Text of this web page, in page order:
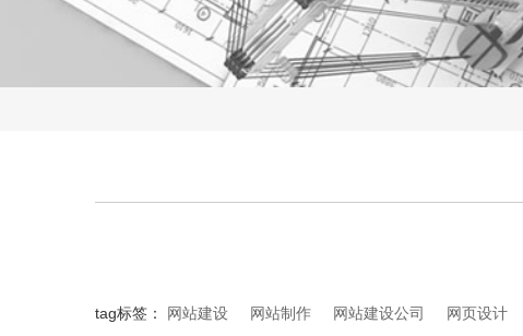
模板网站建设
营销网站建设
网站维护专家
全网推
微信营
小程序
APP开
tag标签： 网站建设 网站制作 网站建设公司 网页设计